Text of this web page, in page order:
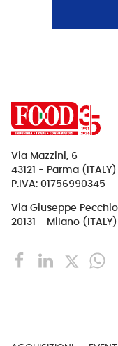
Via Mazzini, 6
43121 - Parma (ITALY)
P.IVA: 01756990345
Via Giuseppe
20131 - Milano (ITALY)